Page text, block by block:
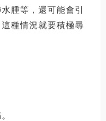
腫等，還可能會引
種情況就要積極尋